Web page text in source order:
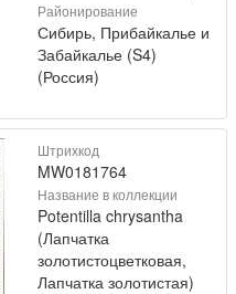
Районирование
Сибирь, Прибайкалье и
Забайкалье (S4)
(Россия)
Штрихкод
MW0181764
Название в коллекции
Potentilla chrysantha
(Лапчатка
золотистоцветковая,
Лапчатка золотистая)